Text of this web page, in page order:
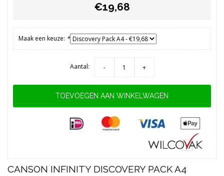
€19,68
Maak een keuze: *
Aantal: - +
TOEVOEGEN AAN WINKELWAGEN
CANSON INFINITY DISCOVERY PACK A4